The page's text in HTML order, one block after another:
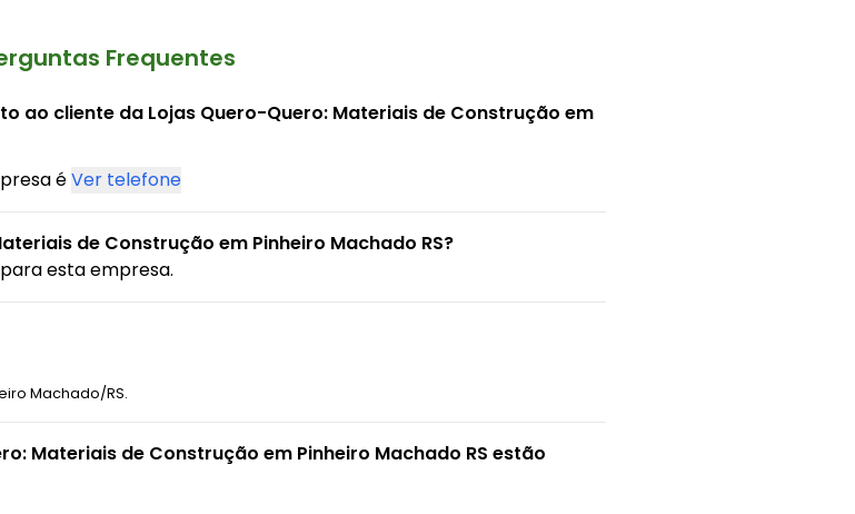
Frequentes
ao cliente da Lojas Quero-Quero: Materiais de Construção em
éVer telefone
de Construção em Pinheiro Machado RS?
esta empresa.
Machado/RS.
Materiais de Construção em Pinheiro Machado RS estão